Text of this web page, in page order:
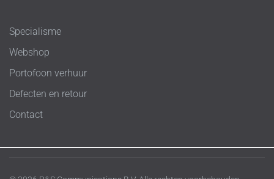
Specialisme
Webshop
Portofoon verhuur
Defecten en retour
Contact